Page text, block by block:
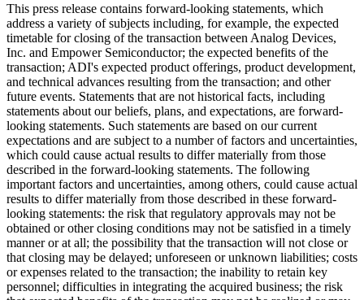
This press release contains forward-looking statements, which
address a variety of subjects including, for example, the expected
timetable for closing of the transaction between Analog Devices,
Inc. and Empower Semiconductor; the expected benefits of the
transaction; ADI's expected product offerings, product development,
and technical advances resulting from the transaction; and other
future events. Statements that are not historical facts, including
statements about our beliefs, plans, and expectations, are forward-
looking statements. Such statements are based on our current
expectations and are subject to a number of factors and uncertainties,
which could cause actual results to differ materially from those
described in the forward-looking statements. The following
important factors and uncertainties, among others, could cause actual
results to differ materially from those described in these forward-
looking statements: the risk that regulatory approvals may not be
obtained or other closing conditions may not be satisfied in a timely
manner or at all; the possibility that the transaction will not close or
that closing may be delayed; unforeseen or unknown liabilities; costs
or expenses related to the transaction; the inability to retain key
personnel; difficulties in integrating the acquired business; the risk